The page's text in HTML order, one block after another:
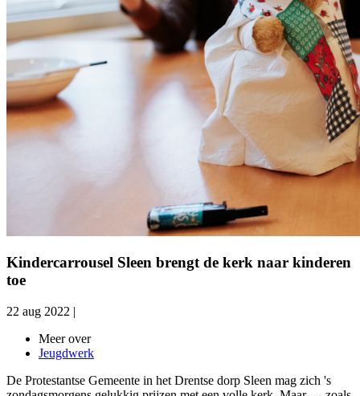
Kindercarrousel Sleen brengt de kerk naar kinderen
toe
22 aug 2022 |
Meer over
Jeugdwerk
De Protestantse Gemeente in het Drentse dorp Sleen mag zich 's